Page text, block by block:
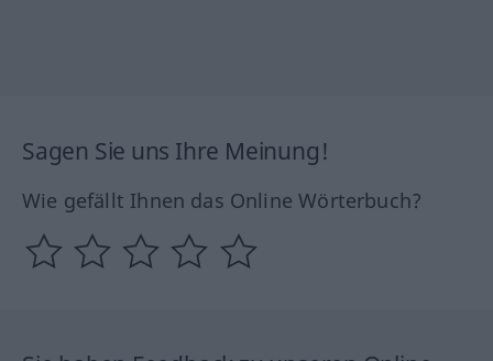
Sagen Sie uns Ihre Meinung!
Wie gefällt Ihnen das Online Wörterbuch?